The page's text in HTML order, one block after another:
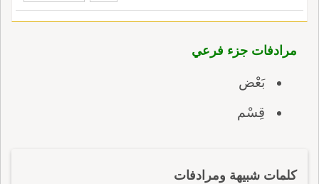
مرادفات جزء فرعي
بَعْض
قِسْم
كلمات شبيهة ومرادفات